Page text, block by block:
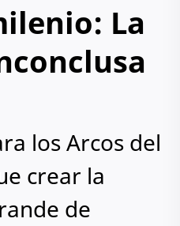
La
los Arcos del
crear la
de